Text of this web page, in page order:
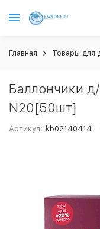
Главная Товары для
Баллончики
N20[50шт]
Артикул: kb02140414